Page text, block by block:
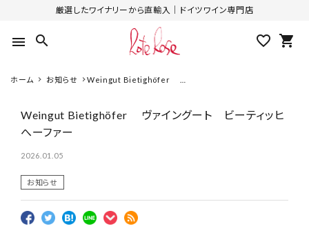
厳選したワイナリーから直輸入｜ドイツワイン専門店
menu search favorite_outline shopping_cart
ホーム お知らせ
Weingut Bietighöfer ヴ
Weingut Bietighöfer ヴァイングート ビーティッヒ
へーファー
2026.01.05
お知らせ